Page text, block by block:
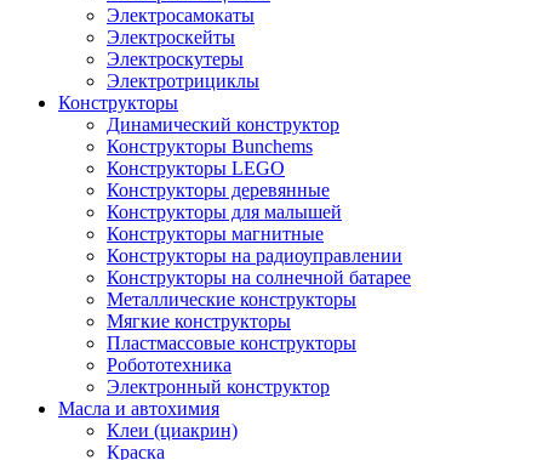
Электросамокаты
Электроскейты
Электроскутеры
Электротрициклы
Конструкторы
Динамический конструктор
Конструкторы Bunchems
Конструкторы LEGO
Конструкторы деревянные
Конструкторы для малышей
Конструкторы магнитные
Конструкторы на радиоуправлении
Конструкторы на солнечной батарее
Металлические конструкторы
Мягкие конструкторы
Пластмассовые конструкторы
Робототехника
Электронный конструктор
Масла и автохимия
Клеи (циакрин)
Краска